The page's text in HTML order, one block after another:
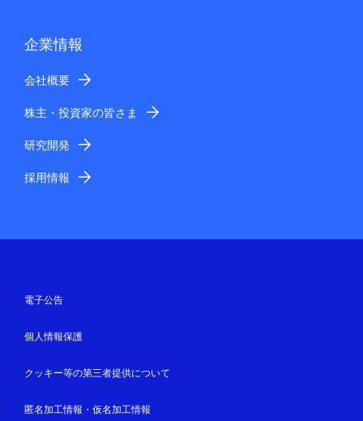
企業情報
会社概要
株主・投資家の皆さま
研究開発
採用情報
電子公告
個人情報保護
クッキー等の第三者提供について
匿名加工情報・仮名加工情報